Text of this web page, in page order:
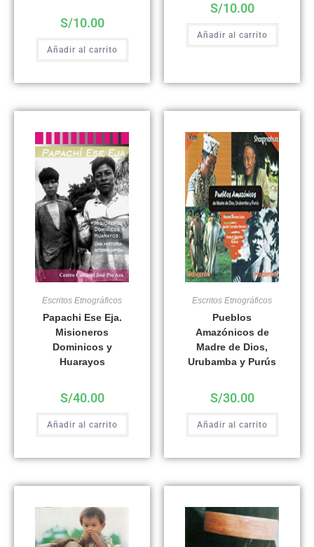
S/10.00
Añadir al carrito
S/10.00
Añadir al carrito
Escritos Etnográficos
Papachi Ese Eja.
Misioneros
Dominicos y
Huarayos
S/40.00
Añadir al carrito
Escritos Etnográficos
Pueblos
Amazónicos de
Madre de Dios,
Urubamba y Purús
S/30.00
Añadir al carrito